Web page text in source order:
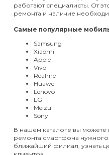
работают специалисты. От
ремонта и наличие
Самые популярные
Samsung
Xiaomi
Apple
Vivo
Realme
Huawei
Lenovo
LG
Meizu
Sony
В нашем каталоге вы можете
ремонта смартфона нужного
ближайший филиал, узнать